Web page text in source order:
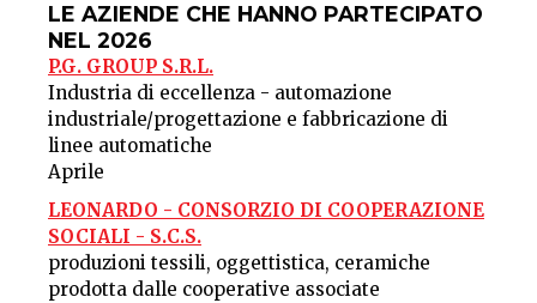
LE AZIENDE CHE HANNO PARTECIPATO
NEL 2026
P.G. GROUP S.R.L.
Industria di eccellenza - automazione
industriale/progettazione e fabbricazione di
linee automatiche
Aprile
LEONARDO - CONSORZIO DI COOPERAZIONE
SOCIALI - S.C.S.
produzioni tessili, oggettistica, ceramiche
prodotta dalle cooperative associate